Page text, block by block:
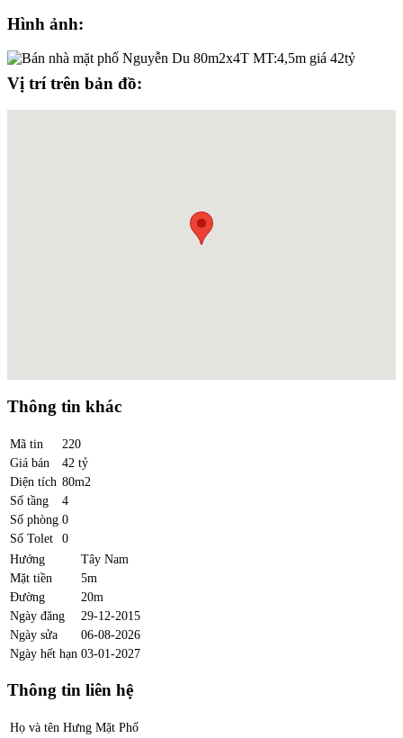
Hình ảnh:
Vị trí trên bản đồ:
Thông tin khác
Mã tin
220
Giá bán
42 tỷ
Diện tích 80m2
Số tầng
4
Số phòng 0
Số Tolet
0
Hướng
Tây Nam
Mặt tiền
5m
Đường
20m
Ngày đăng
29-12-2015
Ngày sửa
06-08-2026
Ngày hết hạn 03-01-2027
Thông tin liên hệ
Họ và tên Hưng Mặt Phố